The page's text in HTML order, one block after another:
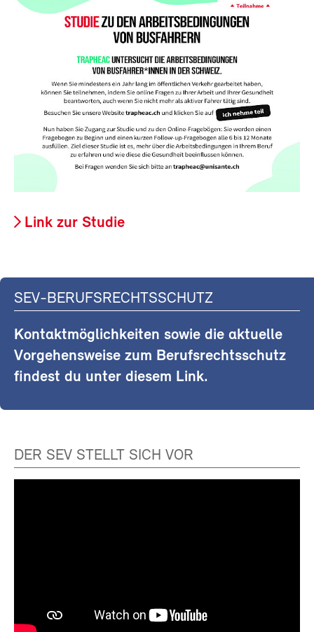
Link zur Studie
SEV-BERUFSRECHTSSCHUTZ
Kontaktmöglichkeiten sowie die aktuelle
Vorgehensweise zum Berufsrechtsschutz
findest du unter diesem Link.
DER SEV STELLT SICH VOR